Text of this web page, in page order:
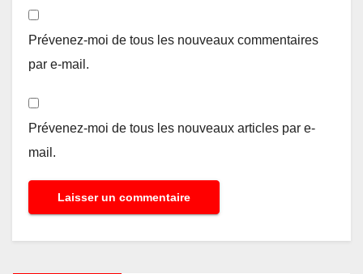
Prévenez-moi de tous les nouveaux commentaires
par e-mail.
Prévenez-moi de tous les nouveaux articles par e-
mail.